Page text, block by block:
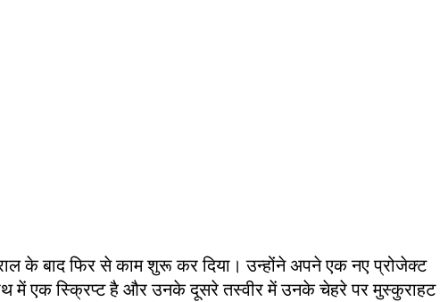
के बाद फिर से काम शुरू कर दिया। उन्होंने अपने एक नए प्रोजेक्ट
में एक स्क्रिप्ट है और उनके दूसरे तस्वीर में उनके चेहरे पर मुस्कुराहट